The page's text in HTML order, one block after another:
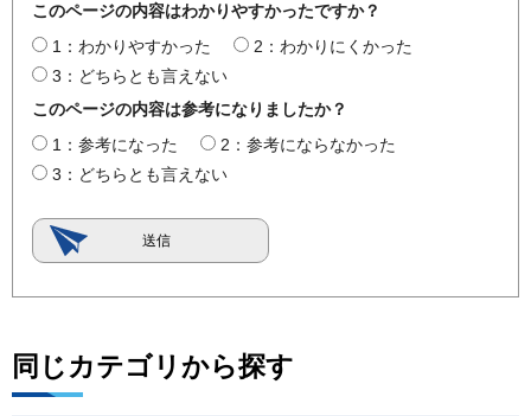
このページの内容はわかりやすかったですか？
1：わかりやすかった
2：わかりにくかった
3：どちらとも言えない
このページの内容は参考になりましたか？
1：参考になった
2：参考にならなかった
3：どちらとも言えない
同じカテゴリから探す